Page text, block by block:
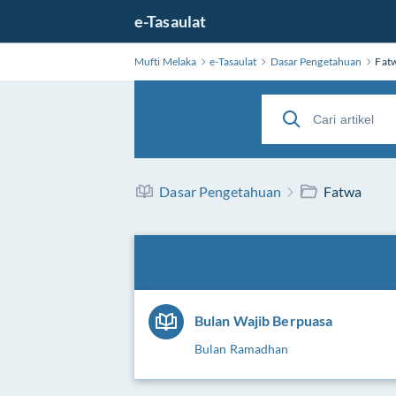
e-Tasaulat
Mufti Melaka e-Tasaulat Dasar Pengetahuan
Dasar Pengetahuan Fatwa
Bulan Wajib Berpuasa
Bulan Ramadhan